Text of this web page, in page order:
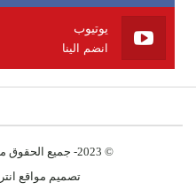
يوتيوب
انضم الينا
© 2023- جميع الحقوق محفوظة. IFARASHA LTD
تصميم مواقع